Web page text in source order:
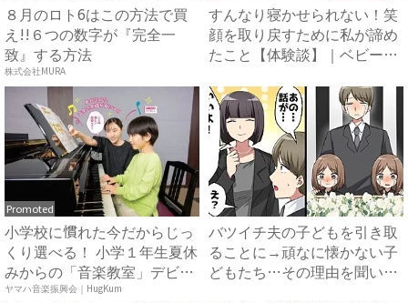
８月のロト6はこの方法で買
え!!６つの数字が『完全一
致』する方法
株式会社MURA
すんなり寝かせられない！笑
顔を取り戻すために私が諦め
たこと【体験談】｜ベビーカ
Promoted
小学校に慣れた今だからじっ
くり選べる！ 小学１年生夏休
みからの「音楽教室」デビ
ュ...
ヤマハ音楽振興会｜HugKum
バツイチ夫の子どもを引き取
ることに→頑なに懐かない子
どもたち…その理由を聞いて